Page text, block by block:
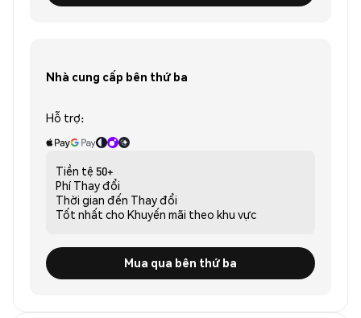
Nhà cung cấp bên thứ ba
Hỗ trợ:
Tiền tệ 50+
Phí Thay đổi
Thời gian đến Thay đổi
Tốt nhất cho Khuyến mãi theo khu vực
Mua qua bên thứ ba